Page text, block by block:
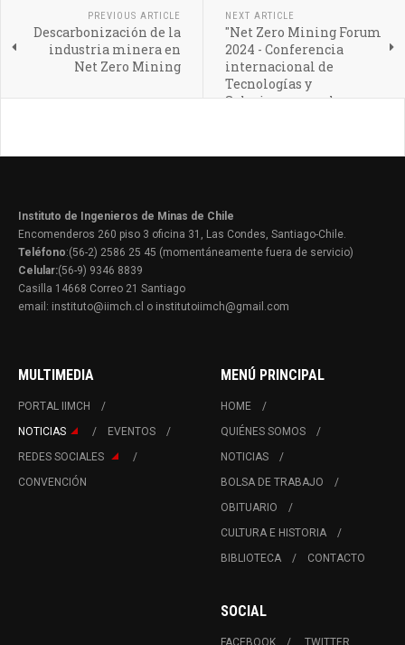
PREVIOUS ARTICLE
Descarbonización de la
industria minera en
Net Zero Mining
NEXT ARTICLE
"Net Zero Mining Forum
2024 - Conferencia
internacional de
Tecnologías y
Soluciones para la
Instituto de Ingenieros de Minas de Chile
Encomenderos 260 piso 3 oficina 31, Las Condes, Santiago-Chile.
Teléfono:(56-2) 2586 25 45 (momentáneamente fuera de servicio)
Celular:(56-9) 9346 8839
Casilla 14668 Correo 21 Santiago
email: instituto@iimch.cl o institutoiimch@gmail.com
MULTIMEDIA
PORTAL IIMCH
NOTICIAS
EVENTOS
REDES SOCIALES
CONVENCIÓN
MENÚ PRINCIPAL
HOME
QUIÉNES SOMOS
NOTICIAS
BOLSA DE TRABAJO
OBITUARIO
CULTURA E HISTORIA
BIBLIOTECA
CONTACTO
SOCIAL